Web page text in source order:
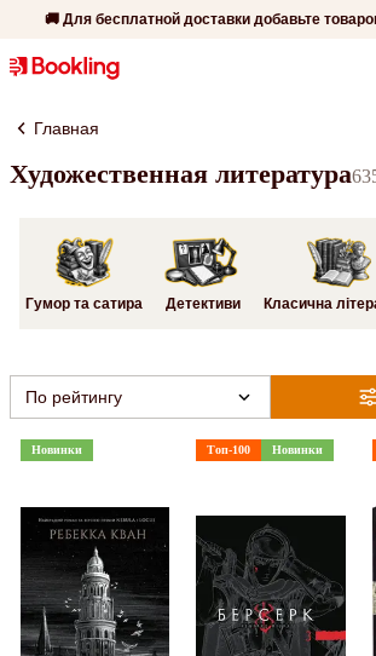
🚚 Для бесплатной доставки добавьте
Главная
Художественная литература
Гумор та сатира Детективи Класична
По рейтингу
Новинки Топ-100 Новинки